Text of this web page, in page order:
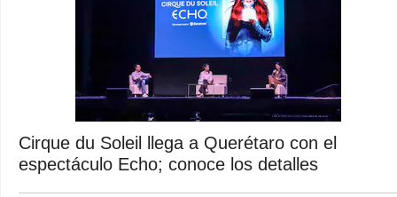
Cirque du Soleil llega a Querétaro con el
espectáculo Echo; conoce los detalles